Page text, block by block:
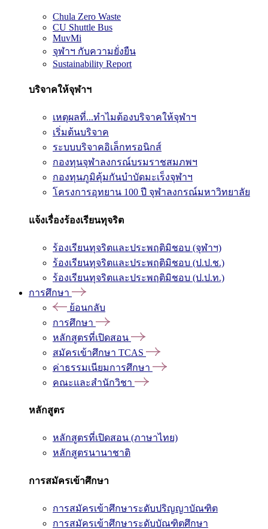
Chula Zero Waste
CU Shuttle Bus
MuvMi
จุฬาฯ กับความยั่งยืน
Sustainability Report
บริจาคให้จุฬาฯ
เหตุผลที่...ทำไมต้องบริจาคให้จุฬาฯ
เริ่มต้นบริจาค
ระบบบริจาคอิเล็กทรอนิกส์
กองทุนจุฬาลงกรณ์บรมราชสมภพฯ
กองทุนภูมิคุ้มกันบำบัดมะเร็งจุฬาฯ
โครงการอุทยาน 100 ปี จุฬาลงกรณ์มหาวิทยาลัย
แจ้งเรื่องร้องเรียนทุจริต
ร้องเรียนทุจริตและประพฤติมิชอบ (จุฬาฯ)
ร้องเรียนทุจริตและประพฤติมิชอบ (ป.ป.ช.)
ร้องเรียนทุจริตและประพฤติมิชอบ (ป.ป.ท.)
การศึกษา
ย้อนกลับ
การศึกษา
หลักสูตรที่เปิดสอน
สมัครเข้าศึกษา TCAS
ค่าธรรมเนียมการศึกษา
คณะและสำนักวิชา
หลักสูตร
หลักสูตรที่เปิดสอน (ภาษาไทย)
หลักสูตรนานาชาติ
การสมัครเข้าศึกษา
การสมัครเข้าศึกษาระดับปริญญาบัณฑิต
การสมัครเข้าศึกษาระดับบัณฑิตศึกษา